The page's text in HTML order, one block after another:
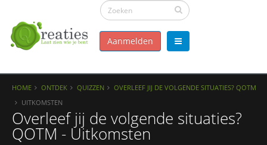
Aanmelden
HOME ONTDEK QUIZZEN
OVERLEEF JIJ DE VOLGENDE SITUATIES? QOTM
UITKOMSTEN
Overleef jij de volgende situaties?
QOTM - Uitkomsten